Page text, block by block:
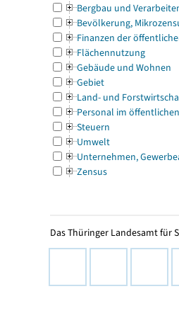
Bergbau und
Bevölkerung,
Finanzen der
Flächennutzung
Gebäude und Wohnen
Gebiet
Land- und
Personal im
Steuern
Umwelt
Unternehmen,
Zensus
Das Thüringer Landesamt für